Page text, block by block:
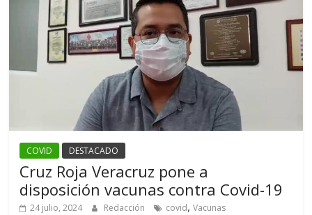
COVID DESTACADO
Cruz Roja Veracruz pone a
disposición vacunas contra Covid-19
24 julio, 2024 Redacción covid,Vacunas